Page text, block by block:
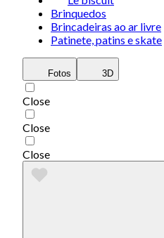
Brinquedos
Brincadeiras ao ar livre
Patinete, patins e skate
Fotos 3D
Close
Close
Close